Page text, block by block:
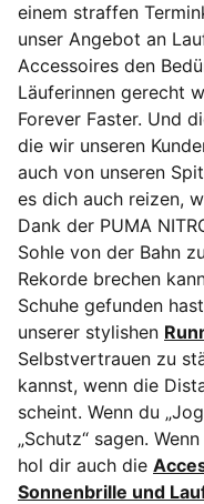
einem straffen
unser Angebot an
Accessoires den
Läuferinnen gerecht
Forever Faster. Und
die wir unseren
auch von unseren
es dich auch reizen,
Dank der PUMA
Sohle von der Bahn
Rekorde brechen
Schuhe gefunden
unserer stylishen
Selbstvertrauen zu
kannst, wenn die
scheint. Wenn du
„Schutz“ sagen.
hol dir auch die
Sonnenbrille und